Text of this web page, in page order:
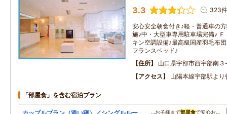
3.3 323件
安心安全朝食付き♪軽・普通車の
施♪中・大型車専用駐車場完備♪
キン空調設備♪最高級国産羽毛布
フランスベッド♪
住所
山口県宇部市西宇部南３
アクセス
山陽本線宇部駅より
「部屋食」を含む宿泊プラン
…お子様まで部屋食で安心お…